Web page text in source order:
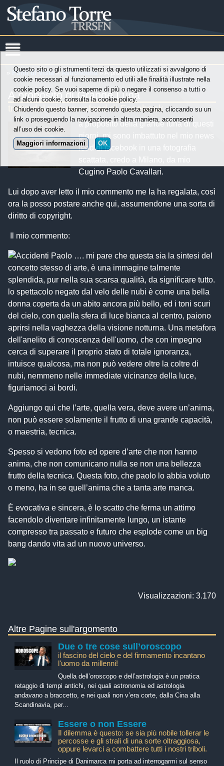
Punti di Vista » Astronomia » A proposito di Grande Luna
A proposito di Grande Luna
tratto dal mio newsfeed di Facebook
a proposito della grande luna di questi
giorni, mi sono imbattuto nel mio news
feed di facebook in una fotografia
Cugino Paolo Cavallari.
Lui dopo aver letto il mio commento me la ha regalata, così
ora la posso postare anche qui, assumendone una sorta di
diritto di copyright.
Il mio commento:
Accidenti Paolo …. mi pare che questa sia la sintesi del
concetto stesso di arte, è una immagine talmente
splendida, pur nella sua scarsa qualità, da significare tutto.
lo spettacolo negato dal velo delle nubi è come una bella
donna coperta da un abito ancora più bello, ed i toni scuri
del cielo, con quella sfera di luce bianca al centro, paiono
aprirsi nella vaghezza della visione notturna. Una metafora
dell'anelito di conoscenza dell'uomo, che con impegno
cerca di superare il proprio stato di totale ignoranza,
intuisce qualcosa, ma non può vedere oltre la coltre di
nubi, nemmeno nelle immediate vicinanze della luce,
figuriamoci ai bordi.
Aggiungo qui che l’arte, quella vera, deve avere un’anima,
non può essere solamente il frutto di una grande capacità,
o maestria, tecnica.
Spesso si vedono foto ed opere d’arte che non hanno
anima, che non comunicano nulla se non una bellezza
frutto della tecnica. Questa foto, che paolo lo abbia voluto
o meno, ha in se quell’anima che a tanta arte manca.
È evocativa e sincera, è lo scatto che ferma un attimo
facendolo diventare infinitamente lungo, un istante
compresso tra passato e futuro che esplode come un big
bang dando vita ad un nuovo universo.
Visualizzazioni: 3.170
Altre Pagine sull'argomento
Due o tre cose sull’oroscopo
il fascino del cielo e del firmamento incantano
l'uomo da millenni!
Quella dell’oroscopo e dell’astrologia è un pratica
retaggio di tempi antichi, nei quali astronomia ed astrologia
andavano a braccetto, e nei quali non v’era corte, dalla Cina alla
Scandinavia, per...
Essere o non Essere
Il dilemma è questo: se sia più nobile tollerar le
percosse e gli strali di una sorte oltraggiosa,
oppure levarci a combattere tutti i nostri triboli.
Il ruolo di Principe di Danimarca mi porta ad interrogarmi sul senso
Questo sito o gli strumenti terzi da questo utilizzati si avvalgono di
cookie necessari al funzionamento ed utili alle finalità illustrate nella
cookie policy. Se vuoi saperne di più o negare il consenso a tutti o
ad alcuni cookie, consulta la cookie policy.
Chiudendo questo banner, scorrendo questa pagina, cliccando su un
link o proseguendo la navigazione in altra maniera, acconsenti
all’uso dei cookie.
Maggiori informazioni
OK